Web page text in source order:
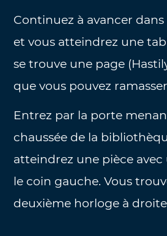
Continuez à avancer
et vous atteindrez une
se trouve une page
que vous pouvez
Entrez par la porte
chaussée de la
atteindrez une pièce
le coin gauche. Vous
deuxième horloge à